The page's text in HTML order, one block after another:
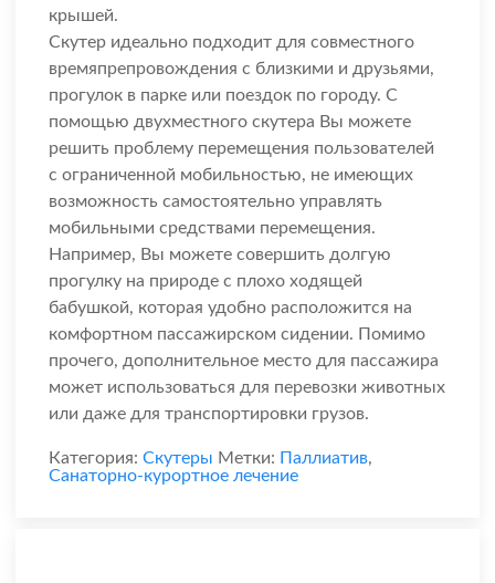
крышей.
Скутер идеально подходит для совместного
времяпрепровождения с близкими и друзьями,
прогулок в парке или поездок по городу. С
помощью двухместного скутера Вы можете
решить проблему перемещения пользователей
с ограниченной мобильностью, не имеющих
возможность самостоятельно управлять
мобильными средствами перемещения.
Например, Вы можете совершить долгую
прогулку на природе с плохо ходящей
бабушкой, которая удобно расположится на
комфортном пассажирском сидении. Помимо
прочего, дополнительное место для пассажира
может использоваться для перевозки животных
или даже для транспортировки грузов.
Категория: Скутеры Метки: Паллиатив,
Санаторно-курортное лечение